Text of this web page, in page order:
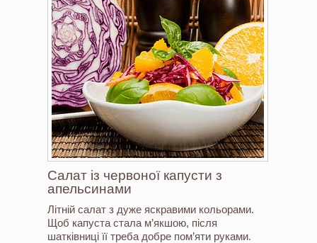
Салат із червоної капусти з
апельсинами
Літній салат з дуже яскравими кольорами.
Щоб капуста стала м’якшою, після
шатківниці її треба добре пом’яти руками.